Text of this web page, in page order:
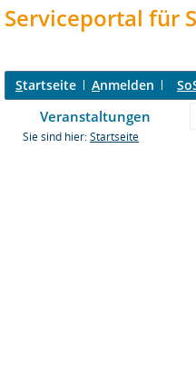
Serviceportal für
Startseite Anmelden
Veranstaltungen
Sie sind hier: Startseite